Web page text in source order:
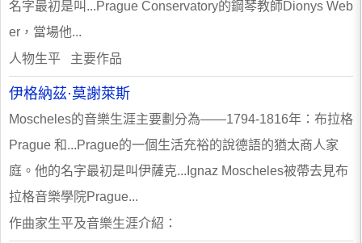
名字最初是叫...Prague Conservatory的鋼琴教師Dionys Web
er，當場他...
人物生平 主要作品
伊格納茲·莫謝萊斯
Moscheles的音樂生涯主要劃分為——1794-1816年：布拉格
Prague 和...Prague的一個生活充裕的說德語的猶太商人家
庭。他的名字最初是叫伊薩克...Ignaz Moscheles被帶去見布
拉格音樂學院Prague...
作曲家生平及音樂生涯介紹：